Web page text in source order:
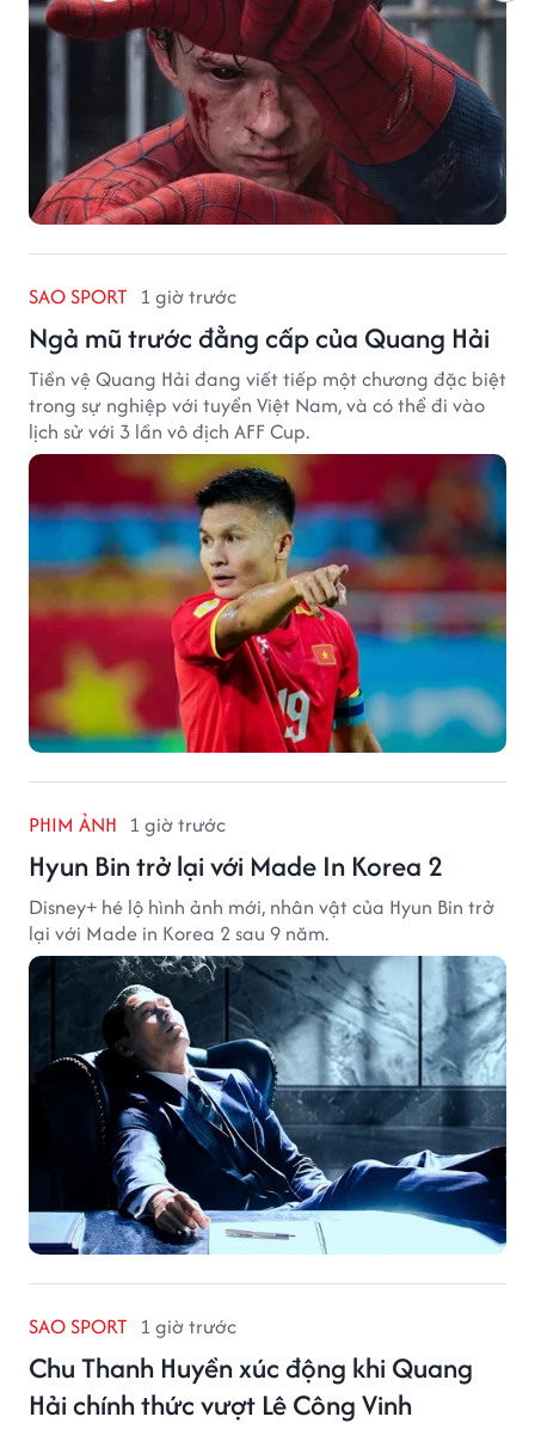
SAO SPORT 1 giờ trước
Ngả mũ trước đẳng cấp của Quang Hải
Tiền vệ Quang Hải đang viết tiếp một chương đặc biệt
trong sự nghiệp với tuyển Việt Nam, và có thể đi vào
lịch sử với 3 lần vô địch AFF Cup.
PHIM ẢNH 1 giờ trước
Hyun Bin trở lại với Made In Korea 2
Disney+ hé lộ hình ảnh mới, nhân vật của Hyun Bin trở
lại với Made in Korea 2 sau 9 năm.
SAO SPORT 1 giờ trước
Chu Thanh Huyền xúc động khi Quang
Hải chính thức vượt Lê Công Vinh